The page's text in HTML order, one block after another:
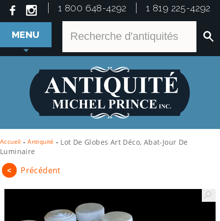
1 800 648-4292 1 819 225-4292
MENU
Accueil - Antiquité - Lot De Globes Art Déco, Abat-Jour De
Luminaire
< Précédent